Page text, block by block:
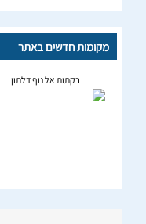
מקומות חדשים באתר
בקתות אל נוף דלתון